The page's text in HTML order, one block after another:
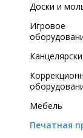
Доски и
Игровое
Мебель
Печатная